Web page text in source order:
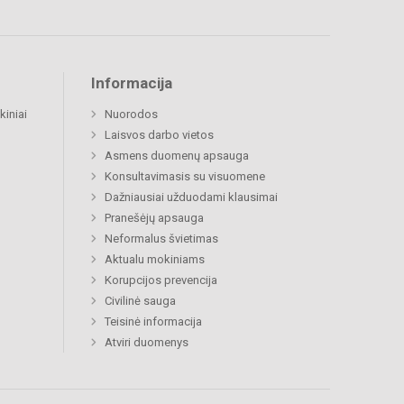
Informacija
Nuorodos
Laisvos darbo vietos
Asmens duomenų apsauga
Konsultavimasis su visuomene
Dažniausiai užduodami klausimai
Pranešėjų apsauga
Neformalus švietimas
Aktualu mokiniams
Korupcijos prevencija
Civilinė sauga
Teisinė informacija
Atviri duomenys